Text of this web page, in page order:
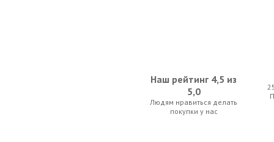
Ortega OUSHK BR Ukulele
Наш рейтинг 4,5 из
5,0
Людям нравиться делать
покупки у нас